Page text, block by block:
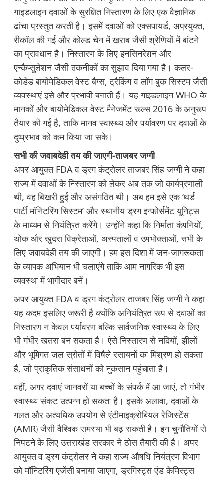
गाइडलाइन दवाओं के सुरक्षित निस्तारण के लिए एक वैज्ञानिक
ढांचा प्रस्तुत करती है। इसमें दवाओं को एक्सपायर्ड, अप्रयुक्त,
रीकॉल की गई और कोल्ड चेन में खराब जैसी श्रेणियों में बांटने
का प्रावधान है। निस्तारण के लिए इनसिनरेशन और
एन्कैप्सुलेशन जैसी तकनीकों का सुझाव दिया गया है। कलर-
कोडेड बायोमेडिकल वेस्ट बैग्स, ट्रैकिंग व लॉग बुक सिस्टम जैसी
व्यवस्थाएं इसे और प्रभावी बनाती हैं। यह गाइडलाइन WHO के
मानकों और बायोमेडिकल वेस्ट मैनेजमेंट रूल्स 2016 के अनुरूप
तैयार की गई है, ताकि मानव स्वास्थ्य और पर्यावरण पर दवाओं के
दुष्प्रभाव को कम किया जा सके।
सभी की जवाबदेही तय की जाएगी-ताजबर जग्गी
अपर आयुक्त FDA व ड्रग कंट्रोलर ताजबर सिंह जग्गी ने कहा
राज्य में दवाओं के निस्तारण को लेकर अब तक जो कार्यप्रणाली
थी, वह बिखरी हुई और असंगठित थी। अब हम इसे एक ‘थर्ड
पार्टी मॉनिटरिंग सिस्टम’ और स्थानीय ड्रग इन्फोर्समेंट यूनिट्स
के माध्यम से नियंत्रित करेंगे। उन्होंने कहा कि निर्माता कंपनियों,
थोक और खुदरा विक्रेताओं, अस्पतालों व उपभोक्ताओं, सभी के
लिए जवाबदेही तय की जाएगी। हम इस दिशा में जन-जागरूकता
के व्यापक अभियान भी चलाएंगे ताकि आम नागरिक भी इस
व्यवस्था में भागीदार बनें।
अपर आयुक्त FDA व ड्रग कंट्रोलर ताजबर सिंह जग्गी ने कहा
यह कदम इसलिए जरूरी है क्योंकि अनियंत्रित रूप से दवाओं का
निस्तारण न केवल पर्यावरण बल्कि सार्वजनिक स्वास्थ्य के लिए
भी गंभीर खतरा बन सकता है। ऐसे निस्तारण से नदियों, झीलों
और भूमिगत जल स्रोतों में विषैले रसायनों का मिश्रण हो सकता
है, जो प्राकृतिक संसाधनों को नुकसान पहुंचाता है।
वहीं, अगर दवाएं जानवरों या बच्चों के संपर्क में आ जाएं, तो गंभीर
स्वास्थ्य संकट उत्पन्न हो सकता है। इसके अलावा, दवाओं के
गलत और अत्यधिक उपयोग से एंटीमाइक्रोबियल रेजिस्टेंस
(AMR) जैसी वैश्विक समस्या भी बढ़ सकती है। इन चुनौतियों से
निपटने के लिए उत्तराखंड सरकार ने ठोस तैयारी की है। अपर
आयुक्त व ड्रग कंट्रोलर ने कहा राज्य औषधि नियंत्रण विभाग
को मॉनिटरिंग एजेंसी बनाया जाएगा, ड्रगिस्ट्स एंड केमिस्ट्स